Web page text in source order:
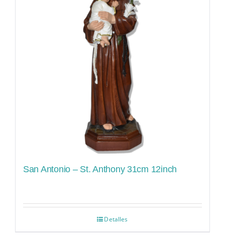
San Antonio – St. Anthony 31cm 12inch
Detalles